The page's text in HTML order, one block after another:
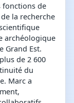
fonctions de
la recherche
archéologique
Grand Est.
de 2 600
du
Marc a